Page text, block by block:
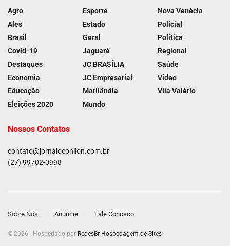
Agro
Ales
Brasil
Covid-19
Destaques
Economia
Educação
Eleições 2020
Esporte
Estado
Geral
Jaguaré
JC BRASÍLIA
JC Empresarial
Marilândia
Mundo
Nova Venécia
Policial
Política
Regional
Saúde
Vídeo
Vila Valério
Nossos Contatos
contato@jornaloconilon.com.br
(27) 99702-0998
Sobre Nós Anuncie Fale Conosco
© 2026 - Hospedado por RedesBr Hospedagem de Sites